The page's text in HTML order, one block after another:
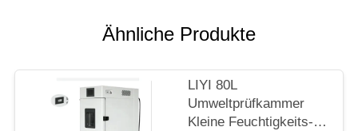
POLICY
Ähnliche Produkte
LIYI 80L
Umweltprüfkammer
Kleine Feuchtigkeits-